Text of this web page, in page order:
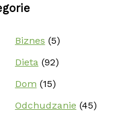
Biznes (5)
Dieta(92)
Dom (15)
Odchudzanie (45)